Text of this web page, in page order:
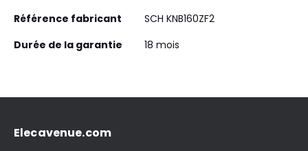
Référence fabricant
SCH KNB160ZF2
Durée de la garantie
18 mois
Elecavenue.com